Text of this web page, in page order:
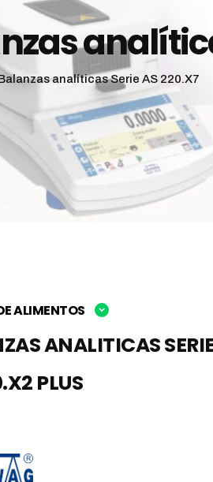
analíticas Serie AS 220.X7
ALIMENTOS
ANALITICAS
PLUS